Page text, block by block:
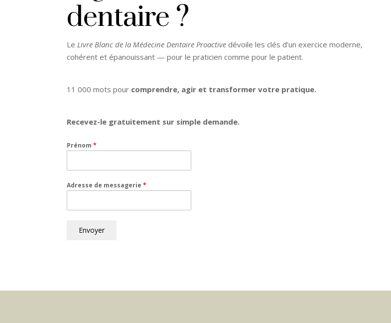
dentaire ?
LeLivre Blanc de la Médecine Dentaire Proactive dévoile les clés d’un exercice moderne,
cohérent et épanouissant — pour le praticien comme pour le patient.
11 000 mots pour comprendre, agir et transformer votre pratique.
Recevez-le gratuitement sur simple demande.
Prénom*
Adresse de messagerie*
Envoyer